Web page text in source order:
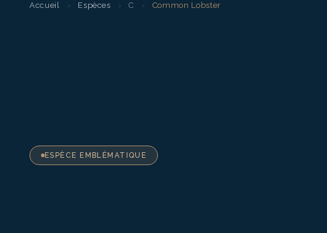
Accueil › Espèces › C › Common Lobster
ESPÈCE EMBLÉMATIQUE